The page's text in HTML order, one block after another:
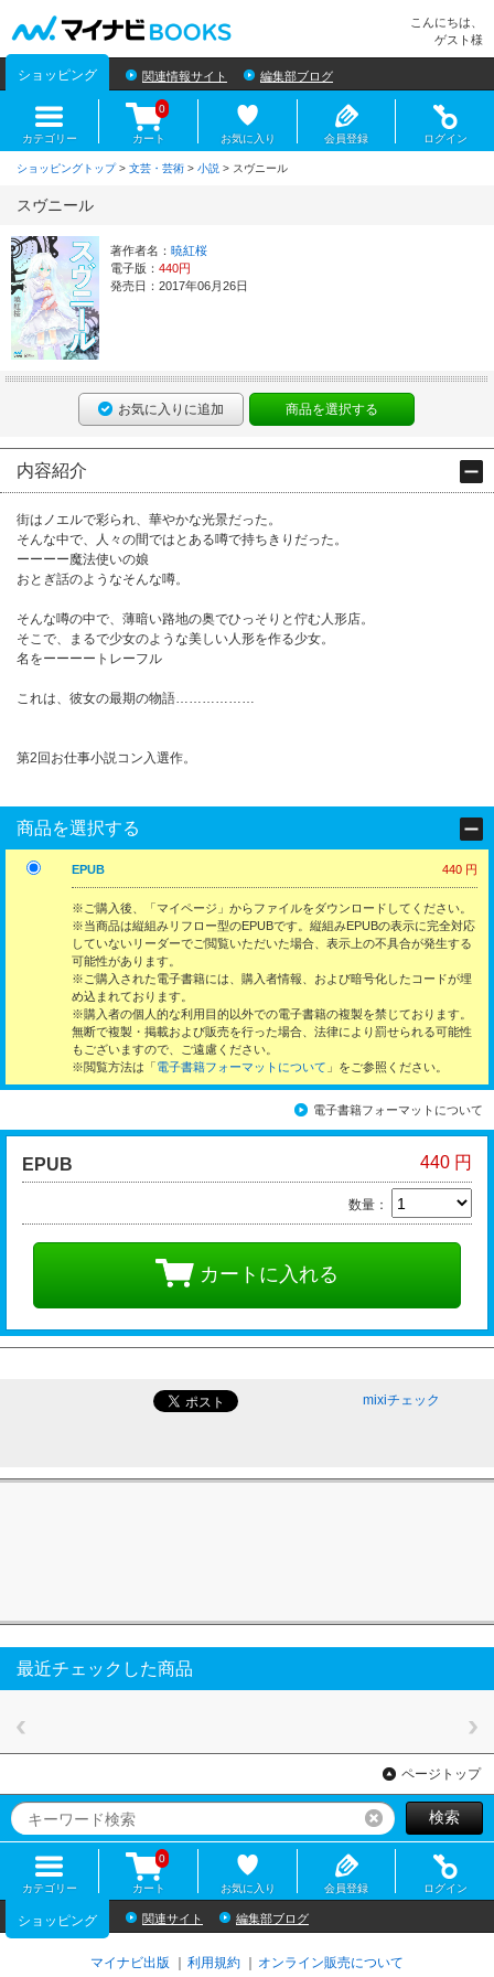
こんにちは、
ゲスト様
ショッピング 関連情報サイト 編集部ブログ
カテゴリー カート
0
お気に入り 会員登録 ログイン
ショッピングトップ> 文芸・芸術 > 小説 > スヴニール
スヴニール
著作者名： 暁紅桜
電子版： 440円
発売日：2017年06月26日
お気に入りに追加 商品を選択する
内容紹介
街はノエルで彩られ、華やかな光景だった。
そんな中で、人々の間ではとある噂で持ちきりだった。
ーーーー魔法使いの娘
おとぎ話のようなそんな噂。
そんな噂の中で、薄暗い路地の奥でひっそりと佇む人形店。
そこで、まるで少女のような美しい人形を作る少女。
名をーーーートレーフル
これは、彼女の最期の物語………………
第2回お仕事小説コン入選作。
商品を選択する
EPUB 440 円
※ご購入後、「マイページ」からファイルをダウンロードしてください。
※当商品は縦組みリフロー型のEPUBです。縦組みEPUBの表示に完全対応
していないリーダーでご閲覧いただいた場合、表示上の不具合が発生する
可能性があります。
※ご購入された電子書籍には、購入者情報、および暗号化したコードが埋
め込まれております。
※購入者の個人的な利用目的以外での電子書籍の複製を禁じております。
無断で複製・掲載および販売を行った場合、法律により罰せられる可能性
もございますので、ご遠慮ください。
※閲覧方法は「電子書籍フォーマットについて 」をご参照ください。
電子書籍フォーマットについて
EPUB 440 円
数量：
カートに入れる
mixiチェック
最近チェックした商品
ページトップ
リセット検索
カテゴリー カート
0
お気に入り 会員登録 ログイン
ショッピング 関連サイト 編集部ブログ
マイナビ出版 利用規約 オンライン販売について